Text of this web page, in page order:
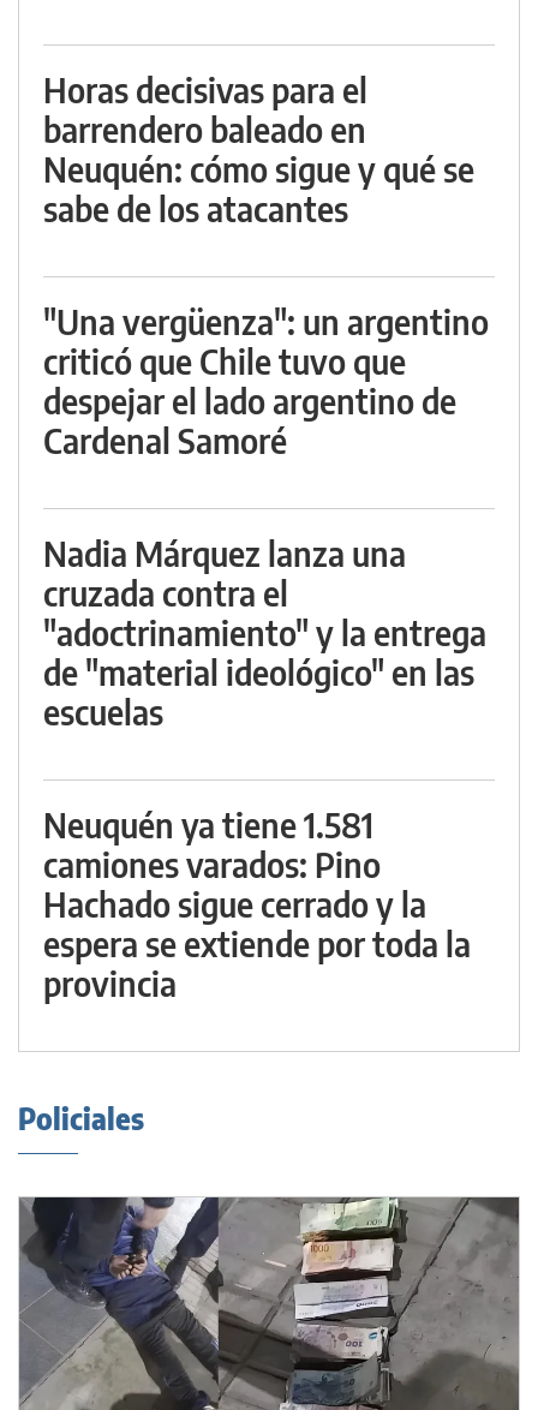
Horas decisivas para el
barrendero baleado en
Neuquén: cómo sigue y qué se
sabe de los atacantes
"Una vergüenza": un argentino
criticó que Chile tuvo que
despejar el lado argentino de
Cardenal Samoré
Nadia Márquez lanza una
cruzada contra el
"adoctrinamiento" y la entrega
de "material ideológico" en las
escuelas
Neuquén ya tiene 1.581
camiones varados: Pino
Hachado sigue cerrado y la
espera se extiende por toda la
provincia
Policiales